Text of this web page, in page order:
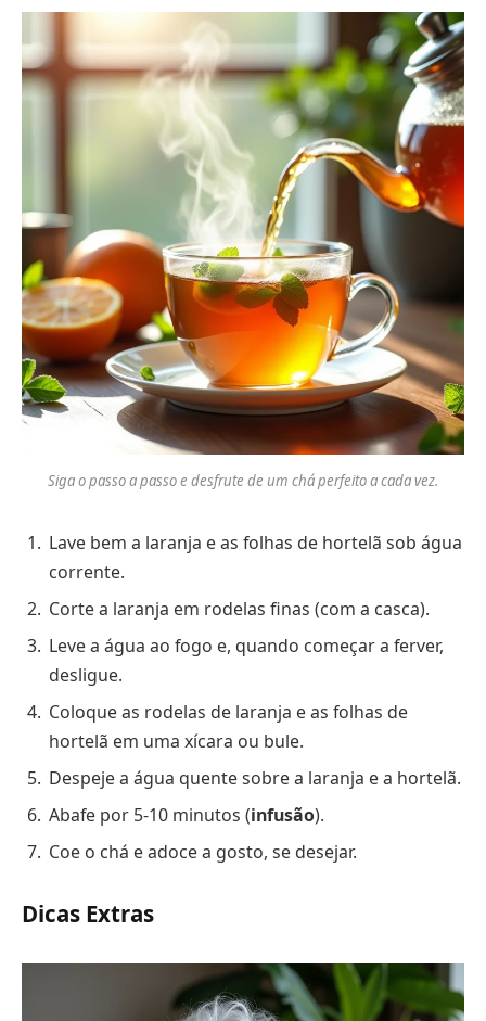
Siga o passo a passo e desfrute de um chá perfeito a cada vez.
Lave bem a laranja e as folhas de hortelã sob água
corrente.
Corte a laranja em rodelas finas (com a casca).
Leve a água ao fogo e, quando começar a ferver,
desligue.
Coloque as rodelas de laranja e as folhas de
hortelã em uma xícara ou bule.
Despeje a água quente sobre a laranja e a hortelã.
Abafe por 5-10 minutos (infusão).
Coe o chá e adoce a gosto, se desejar.
Dicas Extras